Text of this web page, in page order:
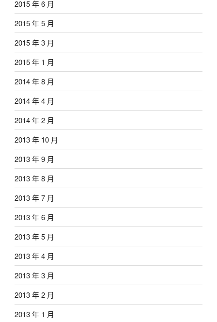
2015 年 6 月
2015 年 5 月
2015 年 3 月
2015 年 1 月
2014 年 8 月
2014 年 4 月
2014 年 2 月
2013 年 10 月
2013 年 9 月
2013 年 8 月
2013 年 7 月
2013 年 6 月
2013 年 5 月
2013 年 4 月
2013 年 3 月
2013 年 2 月
2013 年 1 月